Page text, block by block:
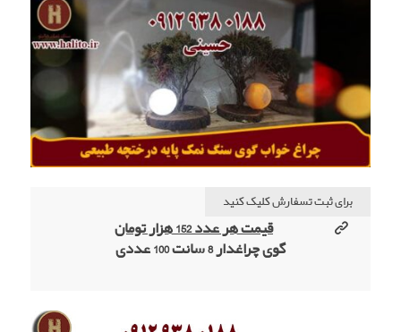
برای ثبت تسفارش کلیک کنید
قیمت هر عدد 152 هزار تومان
گوی چراغدار 8 سانت 100 عددی